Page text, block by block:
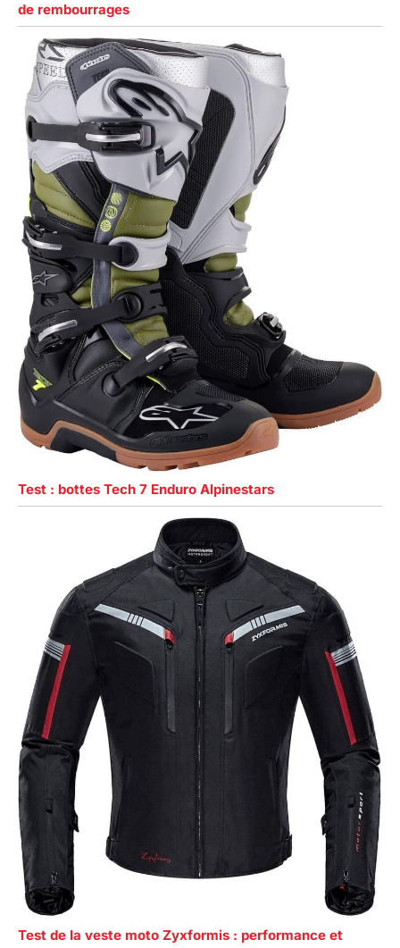
de rembourrages
Test : bottes Tech 7 Enduro Alpinestars
Test de la veste moto Zyxformis : performance et